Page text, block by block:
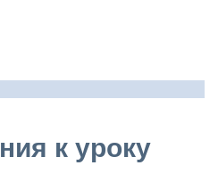
к уроку